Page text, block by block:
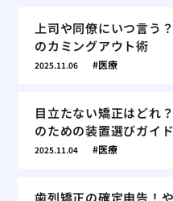
上司や同僚にいつ言う
のカミングアウト術
2025.11.06 医療
目立たない矯正はどれ
のための装置選びガイド
2025.11.04 医療
歯列矯正の確定申告！